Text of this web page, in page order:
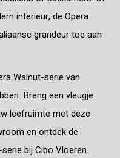
interieur, de Opera
grandeur toe aan
Walnut-serie van
Breng een vleugje
leefruimte met deze
en ontdek de
bij Cibo Vloeren.